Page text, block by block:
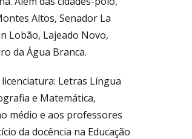
Altos, Senador La
Lobão, Lajeado Novo,
da Água Branca.
Letras Língua
e Matemática,
médio e aos professores
da docência na Educação